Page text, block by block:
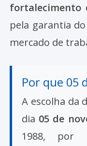
fortalecimento
pela garantia
mercado de
Por que 05
A escolha da
dia 05 de
1988, por